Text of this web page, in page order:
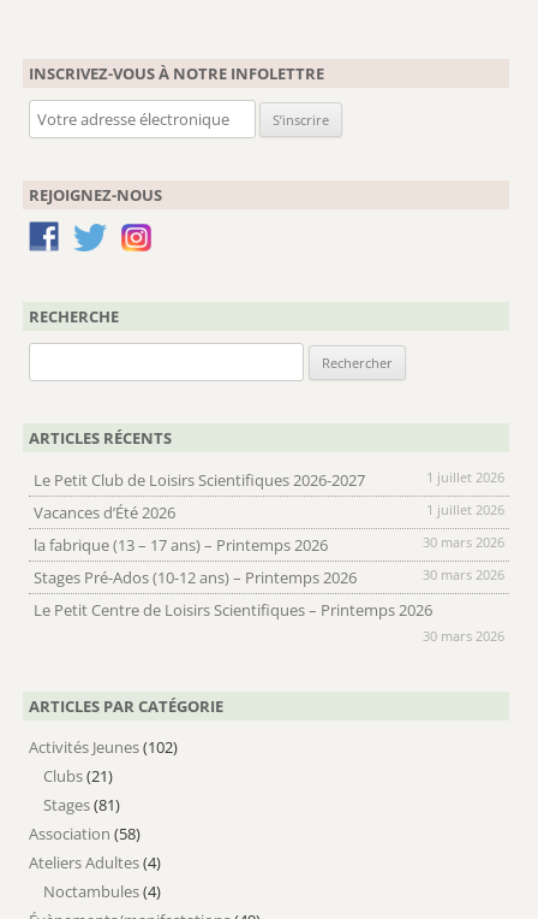
INSCRIVEZ-VOUS À NOTRE INFOLETTRE
REJOIGNEZ-NOUS
RECHERCHE
ARTICLES RÉCENTS
Le Petit Club de Loisirs Scientifiques 2026-2027
1 juillet 2026
Vacances d’Été 2026 1 juillet 2026
la fabrique (13 – 17 ans) – Printemps 2026 30 mars 2026
Stages Pré-Ados (10-12 ans) – Printemps 2026 30 mars 2026
Le Petit Centre de Loisirs Scientifiques – Printemps 2026
30 mars 2026
ARTICLES PAR CATÉGORIE
Activités Jeunes(102)
Clubs(21)
Stages(81)
Association (58)
Ateliers Adultes(4)
Noctambules(4)